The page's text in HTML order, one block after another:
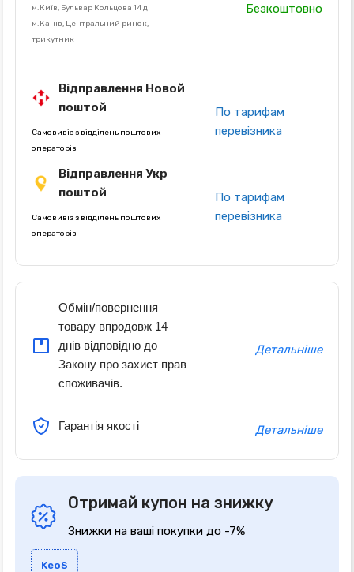
м.Київ, Бульвар Кольцова 14 д
м.Канів, Центральний ринок,
трикутник
Безкоштовно
Відправлення Новой
поштой
Самовивіз з відділень поштових
операторів
По тарифам
перевізника
Відправлення Укр
поштой
Самовивіз з відділень поштових
операторів
По тарифам
перевізника
Обмін/повернення
товару впродовж 14
днів відповідно до
Закону про захист прав
споживачів.
Детальніше
Гарантія якості Детальніше
Отримай купон на знижку
Знижки на ваші покупки до -7%
KeoS